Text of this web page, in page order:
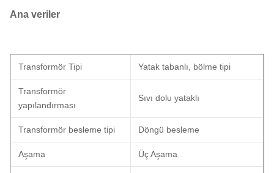
Ana veriler
Transformör Tipi Yatak tabanlı, bölme tipi
Transformör
yapılandırması
Sıvı dolu yataklı
Transformör besleme tipi Döngü besleme
Aşama Üç Aşama